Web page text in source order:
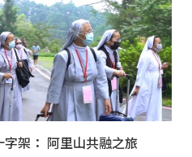
字架： 阿里山共融之旅